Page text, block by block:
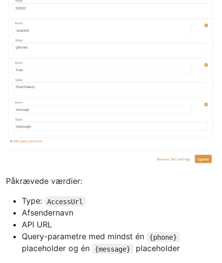
Påkrævede værdier:
Type:
AccessUrl
Afsendernavn
API URL
Query-parametre med mindst én
{phone}
placeholder og én {message} placeholder